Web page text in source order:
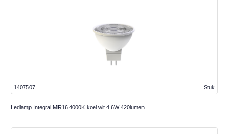
Stuk
1407507
Ledlamp Integral MR16 4000K koel wit 4.6W 420lumen